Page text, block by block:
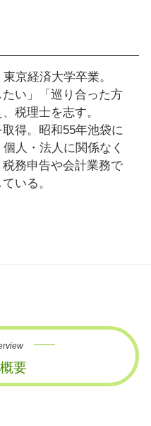
京経済大学卒業。
たい」「巡り合った方
税理士を志す。
得。昭和55年池袋に
人・法人に関係なく
務申告や会計業務で
いる。
要